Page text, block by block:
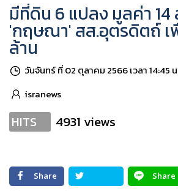
มีที่ดิน 6 แปลง มูลค่า 14
'กฤษณา' สส.อุตรดิตถ์ เ
ล้าน
วันจันทร์ ที่ 02 ตุลาคม 2566 เวลา 14:45
isranews
HITS 4931 views
Share
Share